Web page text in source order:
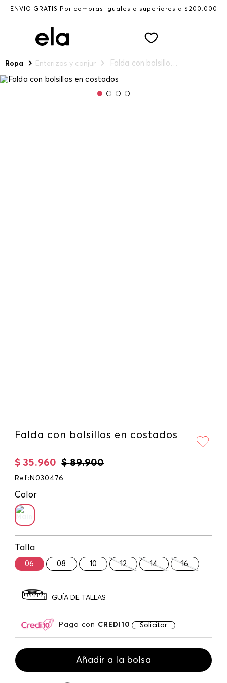
ENVÍO GRATIS Por compras iguales o superiores a $200.000
Ropa Enterizos y conjuntos Falda con bolsillos en costados
Falda con bolsillos en costados
$ 89.900
$ 35.960
Ref : N030476
Color
Talla
06 08 10 12 14 16
GUÍA DE TALLAS
Paga con CREDI10 Solicitar
Añadir a la bolsa